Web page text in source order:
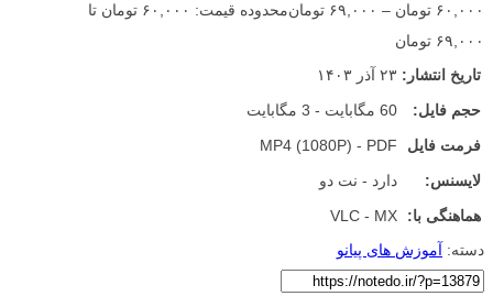
۶۰,۰۰۰ تومان – ۶۹,۰۰۰ تومان
محدوده قیمت: ۶۰,۰۰۰ تومان تا
۶۹,۰۰۰ تومان
تاریخ انتشار: ۲۳ آذر ۱۴۰۳
حجم فایل:
60 مگابایت - 3 مگابایت
فرمت فایل
MP4 (1080P) - PDF
لایسنس:
دارد - نت دو
هماهنگی با:
VLC - MX
دسته: آموزش های پیانو